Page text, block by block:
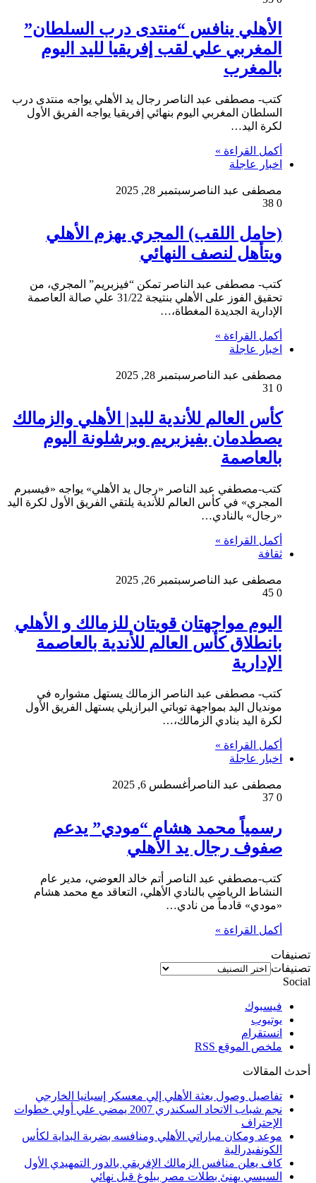
الأهلي ينافس “منتدى درب السلطان”
المغربي علي لقب إفريقيا لليد اليوم
بالمغرب
كتب- مصطفى عبد الناصر رجال يد الأهلي يواجه منتدى درب
السلطان المغربي اليوم بنهائي إفريقيا يواجه الفريق الأول
لكرة اليد…
أكمل القراءة »
اخبار عاجلة
مصطفى عبد الناصر سبتمبر 28, 2025
0
(حامل اللقب) المجري يهزم الأهلي
ويتأهل لنصف النهائي
كتب- مصطفى عبد الناصر تمكن “فيزبريم” المجري، من
تحقيق الفوز على الأهلي بنتيجة 31/22 علي صالة العاصمة
الإدارية الجديدة المغطاة،…
أكمل القراءة »
اخبار عاجلة
مصطفى عبد الناصر سبتمبر 28, 2025
0
كأس العالم للأندية لليد| الأهلي والزمالك
يصطدمان بفيزبريم وبرشلونة اليوم
بالعاصمة
كتب-مصطفي عبد الناصر «رجال يد الأهلي» يواجه «فيسبرم
المجري» في كأس العالم للأندية يلتقي الفريق الأول لكرة اليد
«رجال» بالنادي…
أكمل القراءة »
ثقافة
مصطفى عبد الناصر سبتمبر 26, 2025
0
اليوم مواجهتان قويتان للزمالك و الأهلي
بانطلاق كأس العالم للأندية بالعاصمة
الإدارية
كتب- مصطفى عبد الناصر الزمالك يستهل مشواره في
مونديال اليد بمواجهة توباتي البرازيلي يستهل الفريق الأول
لكرة اليد بنادي الزمالك،…
أكمل القراءة »
اخبار عاجلة
مصطفى عبد الناصر أغسطس 6, 2025
0
رسمياً محمد هشام “مودي”‎‏ يدعم
صفوف رجال يد الأهلي
كتب-مصطفي عبد الناصر أتم خالد العوضي، مدير عام
النشاط الرياضي بالنادي الأهلي، التعاقد مع محمد هشام
«مودي» قادماً من نادي…
أكمل القراءة »
تصنيفات
تصنيفات
Social
فيسبوك
يوتيوب
انستقرام
ملخص الموقع RSS
أحدث المقالات
تفاصيل وصول بعثة الأهلي إلي معسكر إسبانيا الخارجي
نجم شباب الاتحاد السكندري 2007 يمضي علي أولي خطوات
الإحتراف
موعد ومكان مباراتي الأهلي ومنافسه بضربة البداية لكأس
الكونفيدرالية
كاف يعلن منافس الزمالك الإفريقي بالدور التمهيدي الأول
السيسي يهنئ بطلات مصر ببلوغ قبل نهائي